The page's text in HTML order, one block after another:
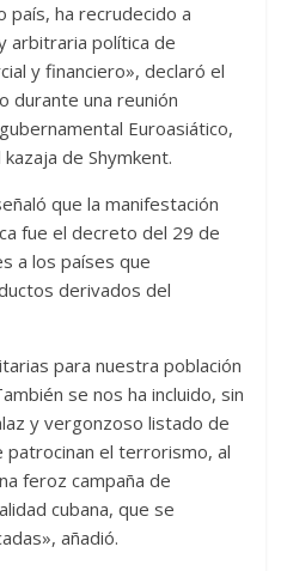
país, ha recrudecido a
arbitraria política de
y financiero», declaró el
durante una reunión
Euroasiático,
de Shymkent.
que la manifestación
fue el decreto del 29 de
a los países que
derivados del
para nuestra población
se nos ha incluido, sin
y vergonzoso listado de
el terrorismo, al
feroz campaña de
cubana, que se
añadió.